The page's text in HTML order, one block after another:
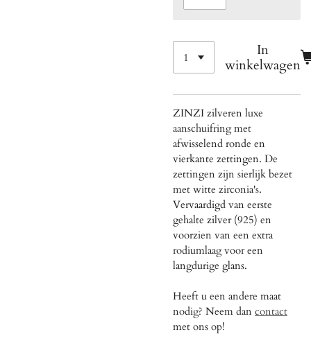
In
winkelwagen
ZINZI zilveren luxe
aanschuifring met
afwisselend ronde en
vierkante zettingen. De
zettingen zijn sierlijk bezet
met witte zirconia's.
Vervaardigd van eerste
gehalte zilver (925) en
voorzien van een extra
rodiumlaag voor een
langdurige glans.
Heeft u een andere maat
nodig? Neem dan contact
met ons op!